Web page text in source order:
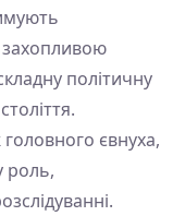
політичну
євнуха,
роль,